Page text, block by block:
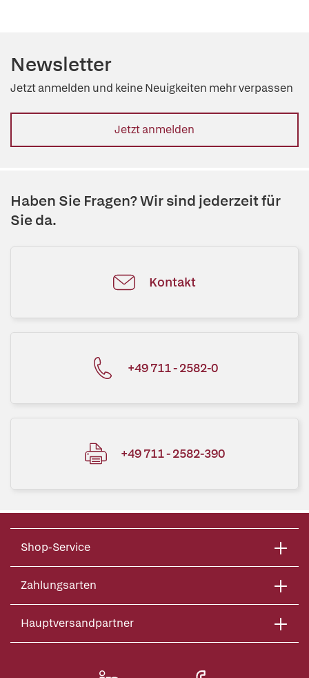
Newsletter
Jetzt anmelden und keine Neuigkeiten mehr verpassen
Jetzt anmelden
Haben Sie Fragen? Wir sind jederzeit für
Sie da.
Kontakt
+49 711 - 2582-0
+49 711 - 2582-390
Shop-Service
Zahlungsarten
Hauptversandpartner